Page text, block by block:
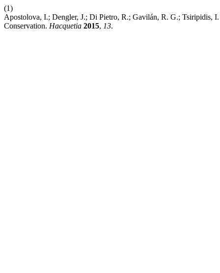
(1)
Apostolova, I.; Dengler, J.; Di Pietro, R.; Gavilán, R. G.; Tsiripidis,
Conservation. Hacquetia 2015, 13.